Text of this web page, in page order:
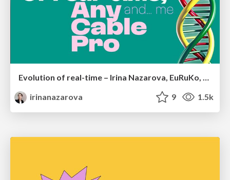
Evolution of real-time – Irina Nazarova, EuRuKo, 2024
irinanazarova
9 1.5k